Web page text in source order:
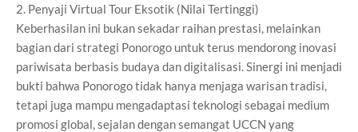
2. Penyaji Virtual Tour Eksotik (Nilai Tertinggi)
Keberhasilan ini bukan sekadar raihan prestasi, melainkan
bagian dari strategi Ponorogo untuk terus mendorong inovasi
pariwisata berbasis budaya dan digitalisasi. Sinergi ini menjadi
bukti bahwa Ponorogo tidak hanya menjaga warisan tradisi,
tetapi juga mampu mengadaptasi teknologi sebagai medium
promosi global, sejalan dengan semangat UCCN yang